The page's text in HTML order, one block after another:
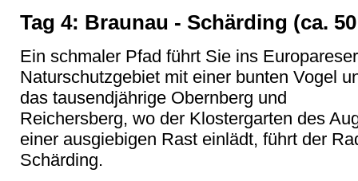
Tag 4: Braunau - Schärding (ca.
Ein schmaler Pfad führt Sie ins
Naturschutzgebiet mit einer bunten Vogel
das tausendjährige Obernberg und
Reichersberg, wo der Klostergarten des
einer ausgiebigen Rast einlädt, führt der
Schärding.